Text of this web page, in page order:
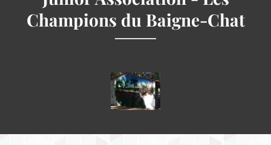
Champions du Baigne-Chat